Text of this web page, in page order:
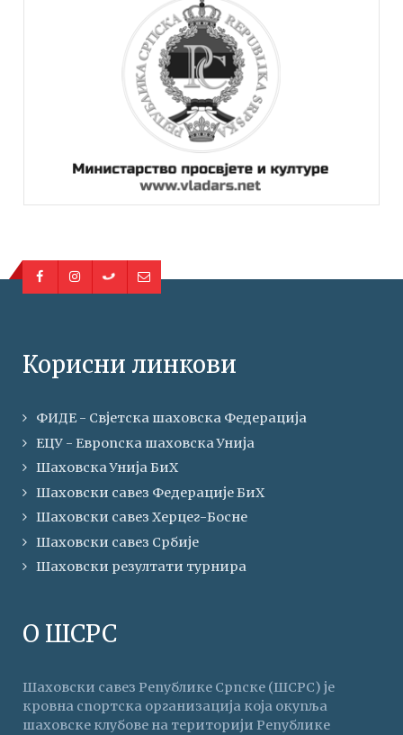
Корисни линкови
ФИДЕ - Свјетска шаховска Федерација
ЕЦУ - Европска шаховска Унија
Шаховска Унија БиХ
Шаховски савез Федерације БиХ
Шаховски савез Херцег-Босне
Шаховски савез Србије
Шаховски резултати турнира
О ШСРС
Шаховски савез Републике Српске (ШСРС) је
кровна спортска организација која окупља
шаховске клубове на територији Републике